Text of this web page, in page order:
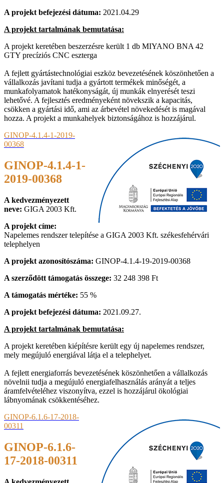
A projekt befejezési dátuma: 2021.04.29
A projekt tartalmának bemutatása:
A projekt keretében beszerzésre került 1 db MIYANO BNA 42
GTY precíziós CNC eszterga
A fejlett gyártástechnológiai eszköz bevezetésének köszönhetően a
vállalkozás javítani tudja a gyártott termékek minőségét, a
munkafolyamatok hatékonyságát, új munkák elnyerését teszi
lehetővé. A fejlesztés eredményeként növekszik a kapacitás,
csökken a gyártási idő, ami az árbevétel növekedését is magával
hozza. A projekt a munkahelyek biztonságához is hozzájárul.
GINOP-4.1.4-1-2019-
00368
GINOP-4.1.4-1-
2019-00368
A kedvezményezett
neve: GIGA 2003 Kft.
A projekt címe:
Napelemes rendszer telepítése a GIGA 2003 Kft. székesfehérvári
telephelyen
A projekt azonosítószáma: GINOP-4.1.4-19-2019-00368
A szerződött támogatás összege: 32 248 398 Ft
A támogatás mértéke: 55 %
A projekt befejezési dátuma: 2021.09.27.
A projekt tartalmának bemutatása:
A projekt keretében kiépítésre került egy új napelemes rendszer,
mely megújuló energiával látja el a telephelyet.
A fejlett energiaforrás bevezetésének köszönhetően a vállalkozás
növelnii tudja a megújuló energiafelhasználás arányát a teljes
áramfelvételéhez viszonyítva, ezzel is hozzájárul ökológiai
lábnyomának csökkentéséhez.
GINOP-6.1.6-17-2018-
00311
GINOP-6.1.6-
17-2018-00311